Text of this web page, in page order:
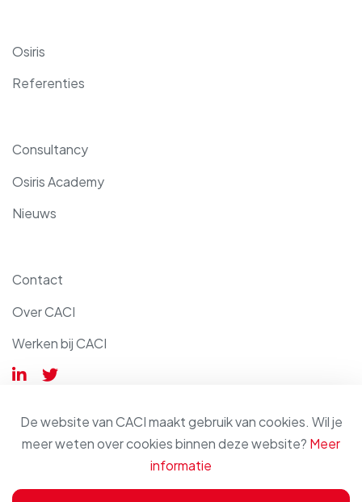
Osiris
Referenties
Consultancy
Osiris Academy
Nieuws
Contact
Over CACI
Werken bij CACI
© 2026 - CACI
De website van CACI maakt gebruik van cookies. Wil je
meer weten over cookies binnen deze website? Meer
informatie